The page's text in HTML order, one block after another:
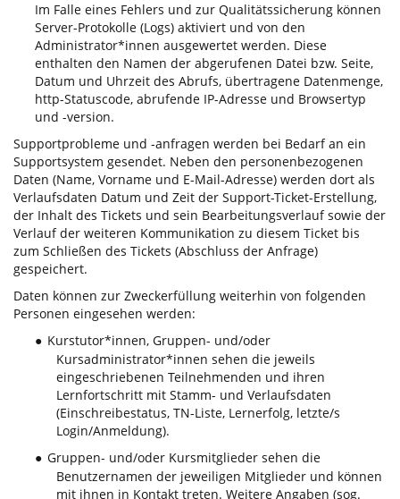
Im Falle eines Fehlers und zur Qualitätssicherung können
Server-Protokolle (Logs) aktiviert und von den
Administrator*innen ausgewertet werden. Diese
enthalten den Namen der abgerufenen Datei bzw. Seite,
Datum und Uhrzeit des Abrufs, übertragene Datenmenge,
http-Statuscode, abrufende IP-Adresse und Browsertyp
und -version.
Supportprobleme und -anfragen werden bei Bedarf an ein
Supportsystem gesendet. Neben den personenbezogenen
Daten (Name, Vorname und E-Mail-Adresse) werden dort als
Verlaufsdaten Datum und Zeit der Support-Ticket-Erstellung,
der Inhalt des Tickets und sein Bearbeitungsverlauf sowie der
Verlauf der weiteren Kommunikation zu diesem Ticket bis
zum Schließen des Tickets (Abschluss der Anfrage)
gespeichert.
Daten können zur Zweckerfüllung weiterhin von folgenden
Personen eingesehen werden:
● Kurstutor*innen, Gruppen- und/oder
Kursadministrator*innen sehen die jeweils
eingeschriebenen Teilnehmenden und ihren
Lernfortschritt mit Stamm- und Verlaufsdaten
(Einschreibestatus, TN-Liste, Lernerfolg, letzte/s
Login/Anmeldung).
● Gruppen- und/oder Kursmitglieder sehen die
Benutzernamen der jeweiligen Mitglieder und können
mit ihnen in Kontakt treten. Weitere Angaben (sog.